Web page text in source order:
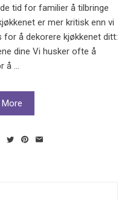
tid for familier å tilbringe
er mer kritisk enn vi
å dekorere kjøkkenet ditt:
dine Vi husker ofte å
å ...
More